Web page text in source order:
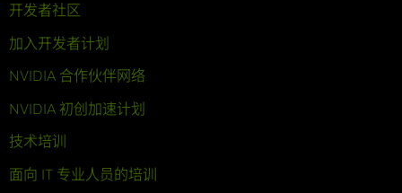
开发者社区
加入开发者计划
NVIDIA 合作伙伴网络
NVIDIA 初创加速计划
技术培训
面向 IT 专业人员的培训